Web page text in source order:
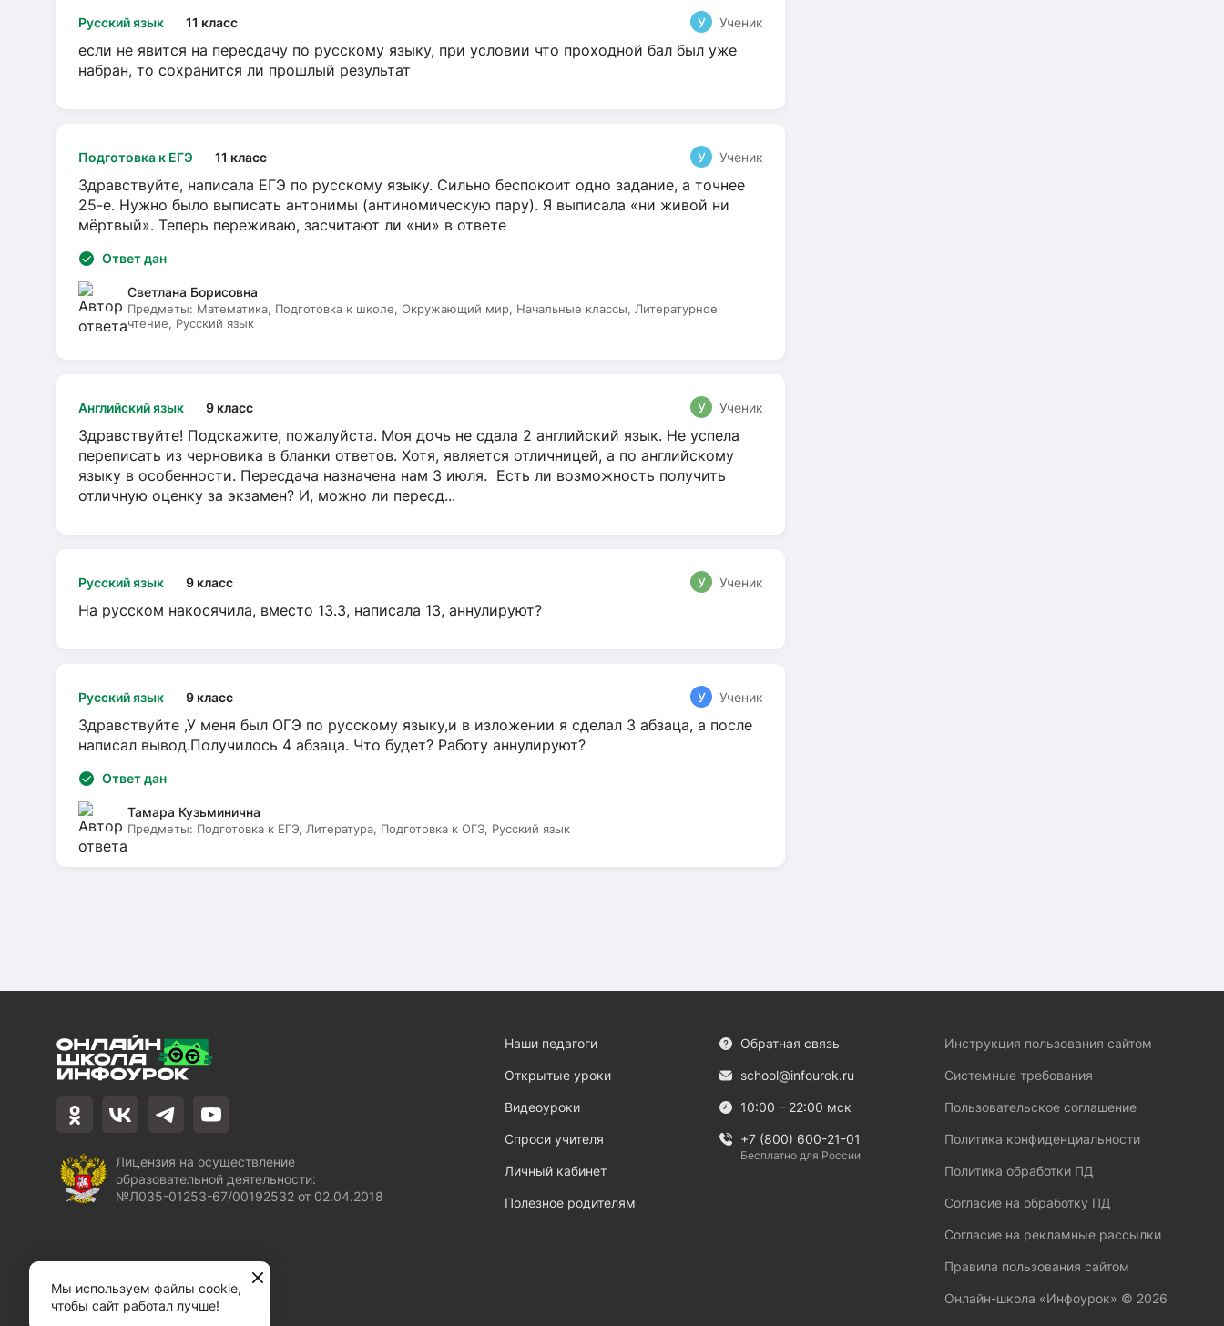
Русский язык 11 класс У Ученик
если не явится на пересдачу по русскому языку, при условии что проходной бал был уже
набран, то сохранится ли прошлый результат
Подготовка к ЕГЭ 11 класс У Ученик
Здравствуйте, написала ЕГЭ по русскому языку. Сильно беспокоит одно задание, а точнее
25-е. Нужно было выписать антонимы (антиномическую пару). Я выписала «ни живой ни
мёртвый». Теперь переживаю, засчитают ли «ни» в ответе
Ответ дан
Светлана Борисовна
Предметы: Математика, Подготовка к школе, Окружающий мир, Начальные классы, Литературное
чтение, Русский язык
Английский язык 9 класс У Ученик
Здравствуйте! Подскажите, пожалуйста. Моя дочь не сдала 2 английский язык. Не успела
переписать из черновика в бланки ответов. Хотя, является отличницей, а по английскому
языку в особенности. Пересдача назначена нам 3 июля. Есть ли возможность получить
отличную оценку за экзамен? И, можно ли пересд...
Русский язык 9 класс У Ученик
На русском накосячила, вместо 13.3, написала 13, аннулируют?
Русский язык 9 класс У Ученик
Здравствуйте ,У меня был ОГЭ по русскому языку,и в изложении я сделал 3 абзаца, а после
написал вывод.Получилось 4 абзаца. Что будет? Работу аннулируют?
Ответ дан
Тамара Кузьминична
Предметы: Подготовка к ЕГЭ, Литература, Подготовка к ОГЭ, Русский язык
Лицензия на осуществление
образовательной деятельности:
№Л035-01253-67/00192532 от 02.04.2018
Наши педагоги
Открытые уроки
Видеоуроки
Спроси учителя
Личный кабинет
Полезное родителям
Обратная связь
school@infourok.ru
10:00 – 22:00 мск
+7 (800) 600-21-01
Бесплатно для России
Инструкция пользования сайтом
Системные требования
Пользовательское соглашение
Политика конфиденциальности
Политика обработки ПД
Согласие на обработку ПД
Согласие на рекламные рассылки
Правила пользования сайтом
Онлайн-школа «Инфоурок» © 2026
Мы используем файлы cookie,
чтобы сайт работал лучше!